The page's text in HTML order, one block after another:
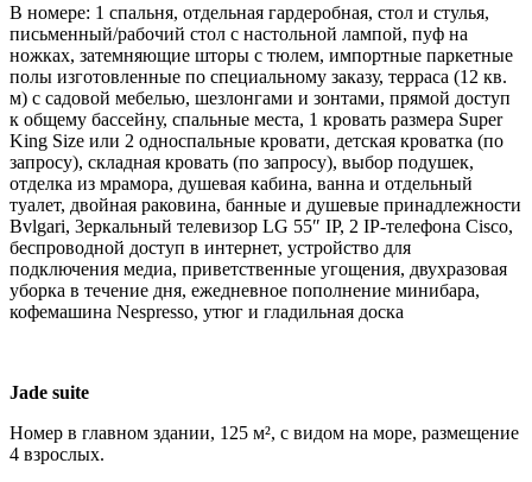
В номере: 1 спальня, отдельная гардеробная, стол и стулья,
письменный/рабочий стол с настольной лампой, пуф на
ножках, затемняющие шторы с тюлем, импортные паркетные
полы изготовленные по специальному заказу, терраса (12 кв.
м) с садовой мебелью, шезлонгами и зонтами, прямой доступ
к общему бассейну, спальные места, 1 кровать размера Super
King Size или 2 односпальные кровати, детская кроватка (по
запросу), складная кровать (по запросу), выбор подушек,
отделка из мрамора, душевая кабина, ванна и отдельный
туалет, двойная раковина, банные и душевые принадлежности
Bvlgari, 3еркальный телевизор LG 55″ IP, 2 IP-телефона Cisco,
беспроводной доступ в интернет, устройство для
подключения медиа, приветственные угощения, двухразовая
уборка в течение дня, ежедневное пополнение минибара,
кофемашина Nespresso, утюг и гладильная доска
Jade suite
Номер в главном здании, 125 м², с видом на море, размещение
4 взрослых.